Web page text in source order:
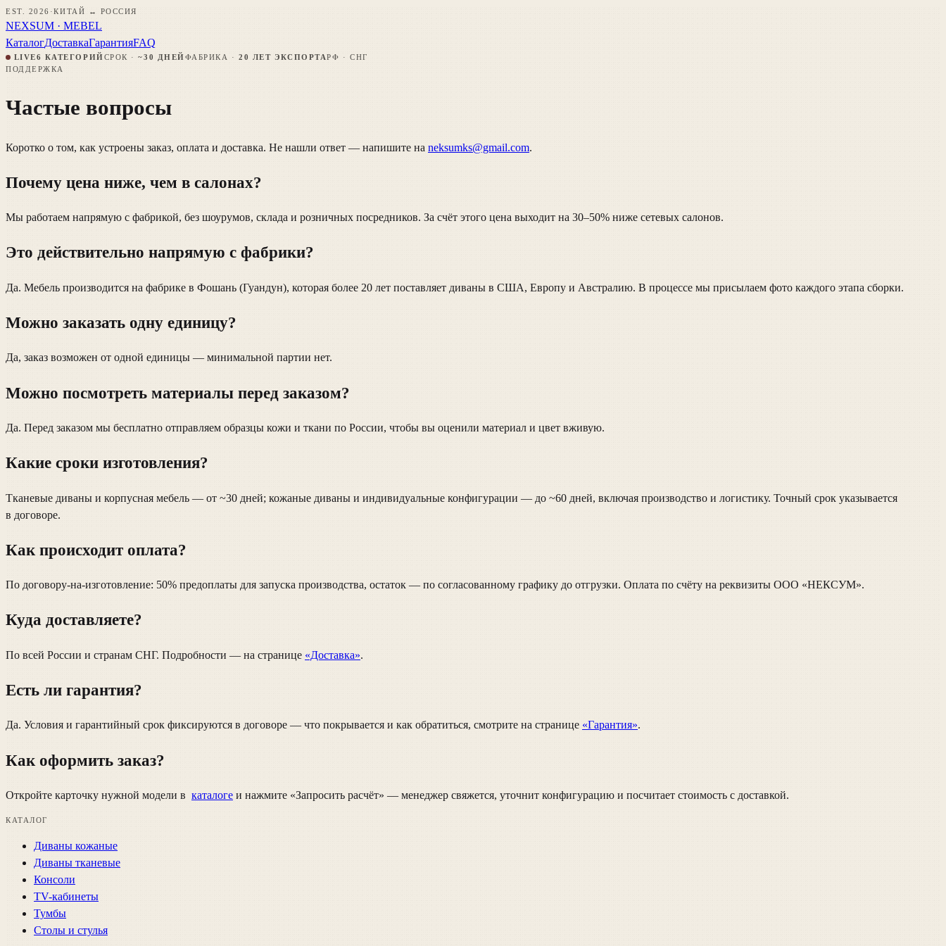
EST. 2026 ·КИТАЙ ↔ РОССИЯ
NEXSUM · MEBEL
КаталогДоставкаГарантияFAQ
LIVE6 КАТЕГОРИЙСРОК ·~30 ДНЕЙФАБРИКА ·20 ЛЕТ ЭКСПОРТАРФ · СНГ
ПОДДЕРЖКА
Частые вопросы
Коротко о том, как устроены заказ, оплата и доставка. Не нашли ответ — напишите на neksumks@gmail.com.
Почему цена ниже, чем в салонах?
Мы работаем напрямую с фабрикой, без шоурумов, склада и розничных посредников. За счёт этого цена выходит на 30–50% ниже сетевых салонов.
Это действительно напрямую с фабрики?
Да. Мебель производится на фабрике в Фошань (Гуандун), которая более 20 лет поставляет диваны в США, Европу и Австралию. В процессе мы присылаем фото каждого этапа сборки.
Можно заказать одну единицу?
Да, заказ возможен от одной единицы — минимальной партии нет.
Можно посмотреть материалы перед заказом?
Да. Перед заказом мы бесплатно отправляем образцы кожи и ткани по России, чтобы вы оценили материал и цвет вживую.
Какие сроки изготовления?
Тканевые диваны и корпусная мебель — от ~30 дней; кожаные диваны и индивидуальные конфигурации — до ~60 дней, включая производство и логистику. Точный срок указывается
в договоре.
Как происходит оплата?
По договору-на-изготовление: 50% предоплаты для запуска производства, остаток — по согласованному графику до отгрузки. Оплата по счёту на реквизиты ООО «НЕКСУМ».
Куда доставляете?
По всей России и странам СНГ. Подробности — на странице «Доставка».
Есть ли гарантия?
Да. Условия и гарантийный срок фиксируются в договоре — что покрывается и как обратиться, смотрите на странице «Гарантия».
Как оформить заказ?
Откройте карточку нужной модели в каталоге и нажмите «Запросить расчёт» — менеджер свяжется, уточнит конфигурацию и посчитает стоимость с доставкой.
КАТАЛОГ
Диваны кожаные
Диваны тканевые
Консоли
TV-кабинеты
Тумбы
Столы и стулья